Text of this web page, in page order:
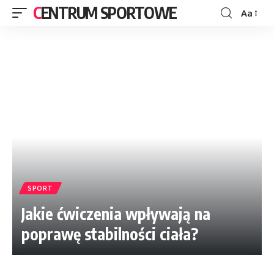
CENTRUM SPORTOWE Aa
SPORT
Jakie ćwiczenia wpływają na
poprawę stabilności ciała?